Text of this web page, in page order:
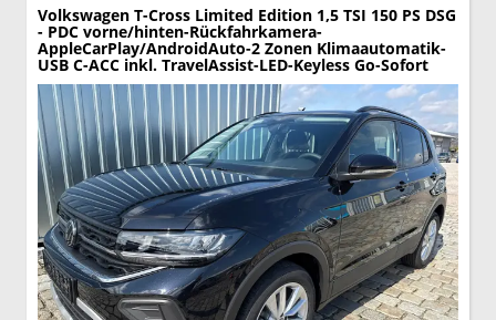
Volkswagen T-Cross Limited Edition 1,5 TSI 150 PS DSG
- PDC vorne/hinten-Rückfahrkamera-
AppleCarPlay/AndroidAuto-2 Zonen Klimaautomatik-
USB C-ACC inkl. TravelAssist-LED-Keyless Go-Sofort